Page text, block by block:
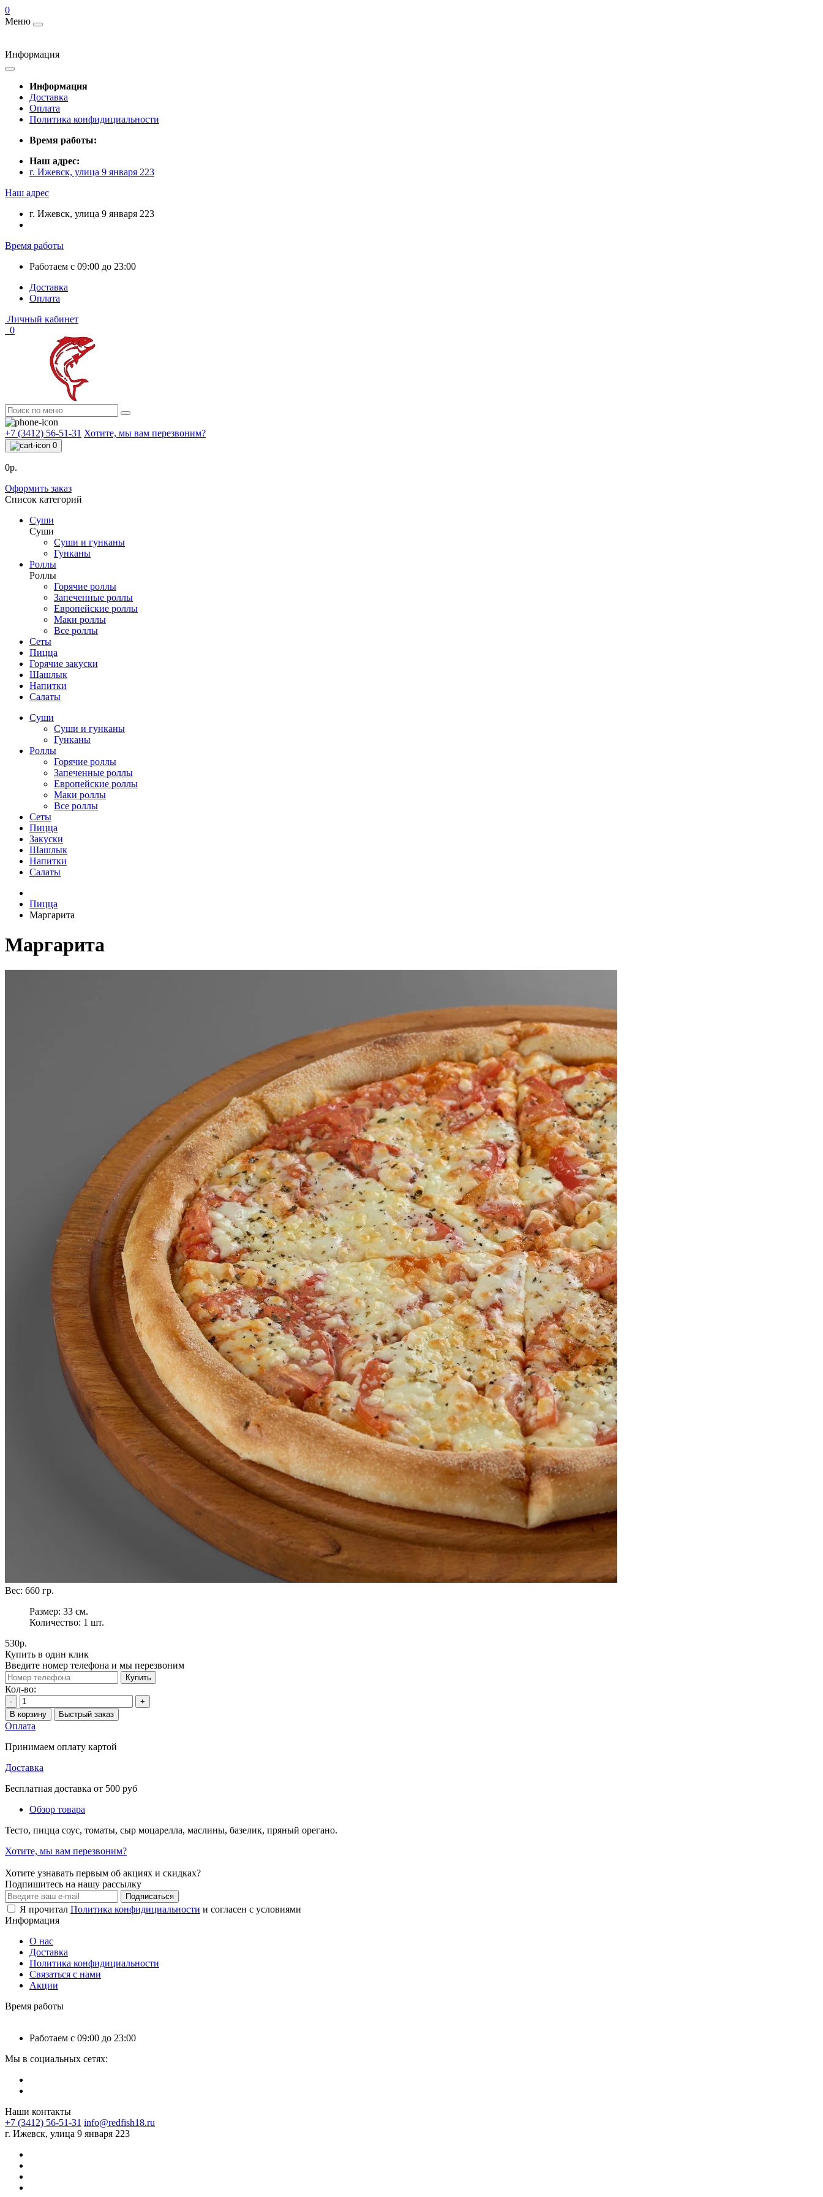
0
Меню
Информация
Информация
Доставка
Оплата
Политика конфидициальности
Время работы:
Наш адрес:
г. Ижевск, улица 9 января 223
Наш адрес
г. Ижевск, улица 9 января 223
Время работы
Работаем с 09:00 до 23:00
Доставка
Оплата
Личный кабинет
0
+7 (3412) 56-51-31 Хотите, мы вам перезвоним?
0
0р.
Оформить заказ
Список категорий
Суши
Суши
Суши и гунканы
Гунканы
Роллы
Роллы
Горячие роллы
Запеченные роллы
Европейские роллы
Маки роллы
Все роллы
Сеты
Пицца
Горячие закуски
Шашлык
Напитки
Салаты
Суши
Суши и гунканы
Гунканы
Роллы
Горячие роллы
Запеченные роллы
Европейские роллы
Маки роллы
Все роллы
Сеты
Пицца
Закуски
Шашлык
Напитки
Салаты
Пицца
Маргарита
Маргарита
Вес: 660 гр.
Размер: 33 см.
Количество: 1 шт.
530р.
Купить в один клик
Введите номер телефона и мы перезвоним
Купить
Кол-во:
-
+
В корзину
Быстрый заказ
Оплата
Принимаем оплату картой
Доставка
Бесплатная доставка от 500 руб
Обзор товара
Тесто, пицца соус, томаты, сыр моцарелла, маслины, базелик, пряный орегано.
Хотите, мы вам перезвоним?
Хотите узнавать первым об акциях и скидках?
Подпишитесь на нашу рассылку
Подписаться
Я прочитал Политика конфидициальности и согласен с условиями
Информация
О нас
Доставка
Политика конфидициальности
Связаться с нами
Акции
Время работы
Работаем с 09:00 до 23:00
Мы в социальных сетях:
Наши контакты
+7 (3412) 56-51-31 info@redfish18.ru
г. Ижевск, улица 9 января 223